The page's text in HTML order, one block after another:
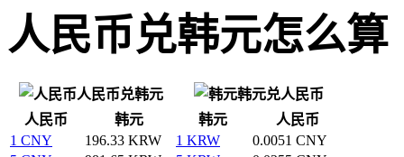
人民币兑韩元怎么算
人民币兑韩元
韩元兑人民币
人民币
韩元 韩元
人民币
1 CNY
196.33 KRW 1 KRW
0.0051 CNY